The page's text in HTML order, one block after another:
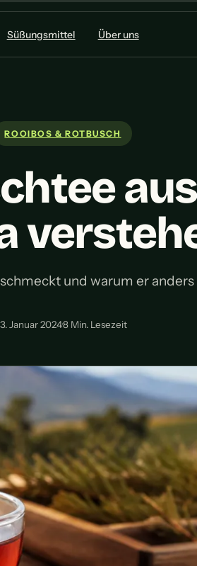
Süßungsmittel Über uns
ROOIBOS & ROTBUSCH
aus
und warum er anders
Januar 2024·8 Min. Lesezeit